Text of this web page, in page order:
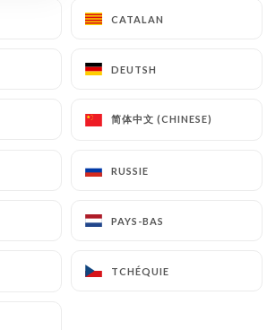
CATALAN
DEUTSH
简体中文 (CHINESE)
RUSSIE
PAYS-BAS
TCHÉQUIE
CATALAN
DEUTSH
简体中文 (CHINESE)
RUSSIE
PAYS-BAS
TCHÉQUIE